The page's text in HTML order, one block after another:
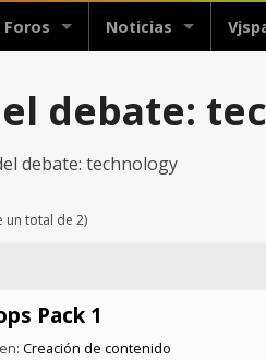
Foros Noticias
debate:
debate: technology
un total de 2)
Pack 1
en: Creación de contenido